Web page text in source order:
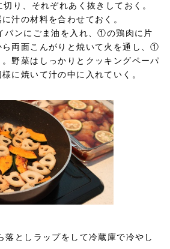
り、それぞれあく抜きしておく。
汁の材料を合わせておく。
パンにごま油を入れ、①の鶏肉に片
両面こんがりと焼いて火を通し、①
野菜はしっかりとクッキングペーパ
に焼いて汁の中に入れていく。
としラップをして冷蔵庫で冷やし